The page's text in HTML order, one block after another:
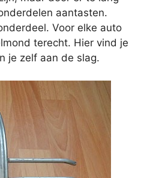
aantasten.
Voor elke auto
terecht. Hier vind je
je zelf aan de slag.